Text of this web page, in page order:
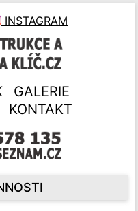
INSTAGRAM
GALERIE
KONTAKT